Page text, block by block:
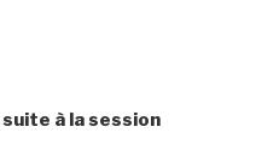
à la session